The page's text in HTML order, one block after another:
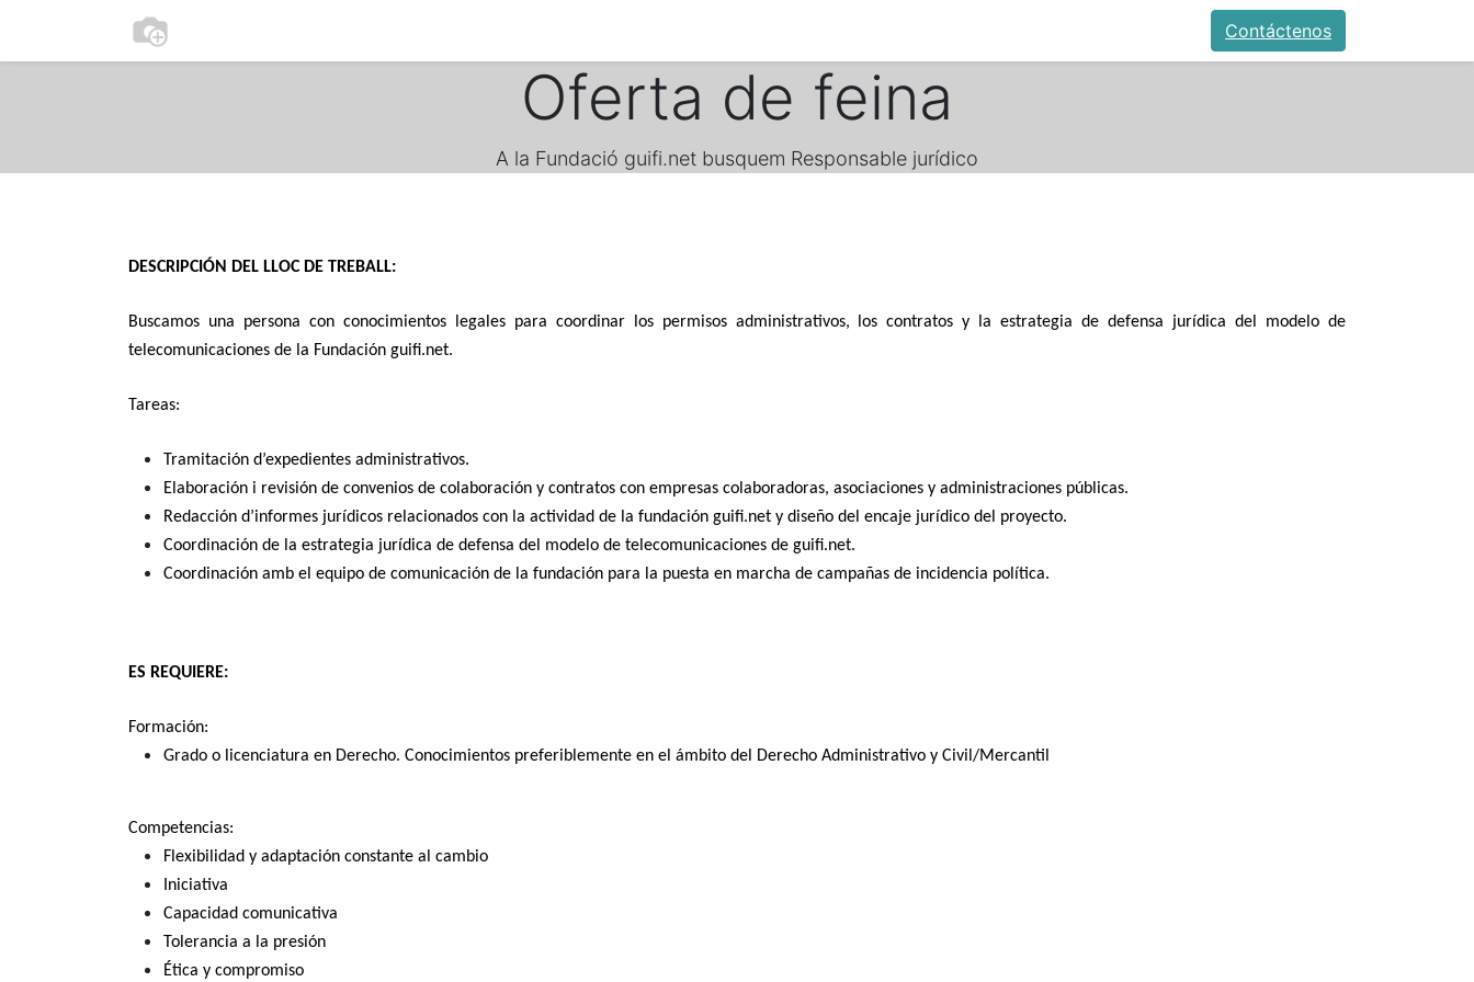
Contáctenos
Oferta de feina
A la Fundació guifi.net busquem Responsable jurídico
DESCRIPCIÓN DEL LLOC DE TREBALL:
Buscamos una persona con conocimientos legales para coordinar los permisos administrativos, los contratos y la estrategia de defensa jurídica del modelo de
telecomunicaciones de la Fundación guifi.net.
Tareas:
Tramitación d’expedientes administrativos.
Elaboración i revisión de convenios de colaboración y contratos con empresas colaboradoras, asociaciones y administraciones públicas.
Redacción d’informes jurídicos relacionados con la actividad de la fundación guifi.net y diseño del encaje jurídico del proyecto.
Coordinación de la estrategia jurídica de defensa del modelo de telecomunicaciones de guifi.net.
Coordinación amb el equipo de comunicación de la fundación para la puesta en marcha de campañas de incidencia política.
ES REQUIERE:
Formación:
Grado o licenciatura en Derecho. Conocimientos preferiblemente en el ámbito del Derecho Administrativo y Civil/Mercantil
Competencias:
Flexibilidad y adaptación constante al cambio
Iniciativa
Capacidad comunicativa
Tolerancia a la presión
Ética y compromiso